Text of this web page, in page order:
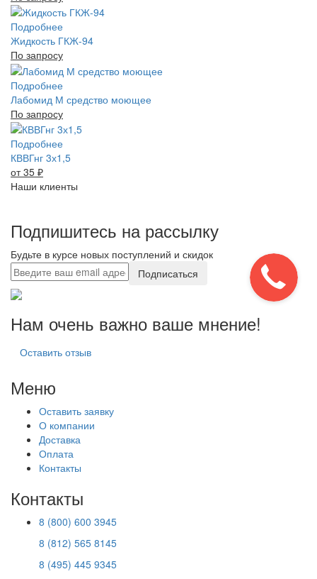
Подробнее
Жидкость ГКЖ-94
По запросу
Подробнее
Лабомид М средство моющее
По запросу
Подробнее
КВВГнг 3х1,5
от 35 ₽
Наши клиенты
Подпишитесь на рассылку
Будьте в курсе новых поступлений и скидок
Подписаться
Нам очень важно ваше мнение!
Оставить отзыв
Меню
Оставить заявку
О компании
Доставка
Оплата
Контакты
Контакты
8 (800) 600 3945
8 (812) 565 8145
8 (495) 445 9345